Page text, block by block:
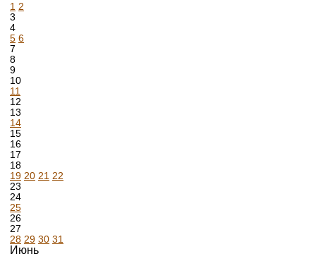
1 2
3
4
5 6
7
8
9
10
11
12
13
14
15
16
17
18
19 20 21 22
23
24
25
26
27
28 29 30 31
Июнь